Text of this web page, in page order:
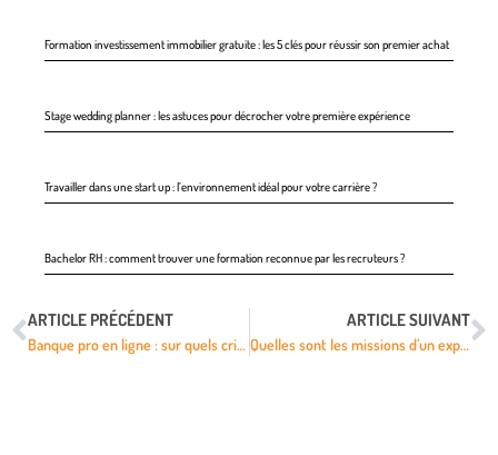
Formation investissement immobilier gratuite : les 5 clés pour réussir son premier achat
Stage wedding planner : les astuces pour décrocher votre première expérience
Travailler dans une start up : l’environnement idéal pour votre carrière ?
Bachelor RH : comment trouver une formation reconnue par les recruteurs ?
ARTICLE PRÉCÉDENT
Banque pro en ligne : sur quels critères se baser pour la choisir ?
ARTICLE SUIVANT
Quelles sont les missions d’un expert en bâtiment ?